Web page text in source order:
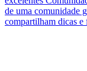
de uma comunidade
compartilham dicas e